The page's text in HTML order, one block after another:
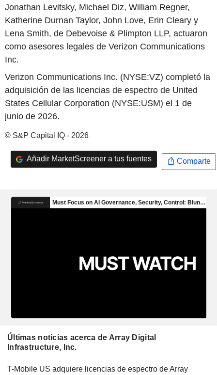
Jonathan Levitsky, Michael Diz, William Regner,
Katherine Durnan Taylor, John Love, Erin Cleary y
Lena Smith, de Debevoise & Plimpton LLP, actuaron
como asesores legales de Verizon Communications
Inc.
Verizon Communications Inc. (NYSE:VZ) completó la
adquisición de las licencias de espectro de United
States Cellular Corporation (NYSE:USM) el 1 de
junio de 2026.
© S&P Capital IQ - 2026
Añadir MarketScreener a tus fuentes Comparte
Últimas noticias acerca de Array Digital
Infrastructure, Inc.
T-Mobile US adquiere licencias de espectro de Array